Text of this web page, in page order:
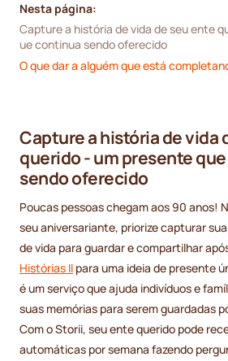
Nesta página:
Capture a história de vida de seu ente
ue continua sendo oferecido
O que dar a alguém que está
Capture a história de vida
querido - um presente
sendo oferecido
Poucas pessoas chegam aos 90 anos!
seu aniversariante, priorize capturar
de vida para guardar e compartilhar
Histórias II para uma ideia de presente
é um serviço que ajuda indivíduos e
suas memórias para serem guardadas
Com o Storii, seu ente querido pode
automáticas por semana fazendo